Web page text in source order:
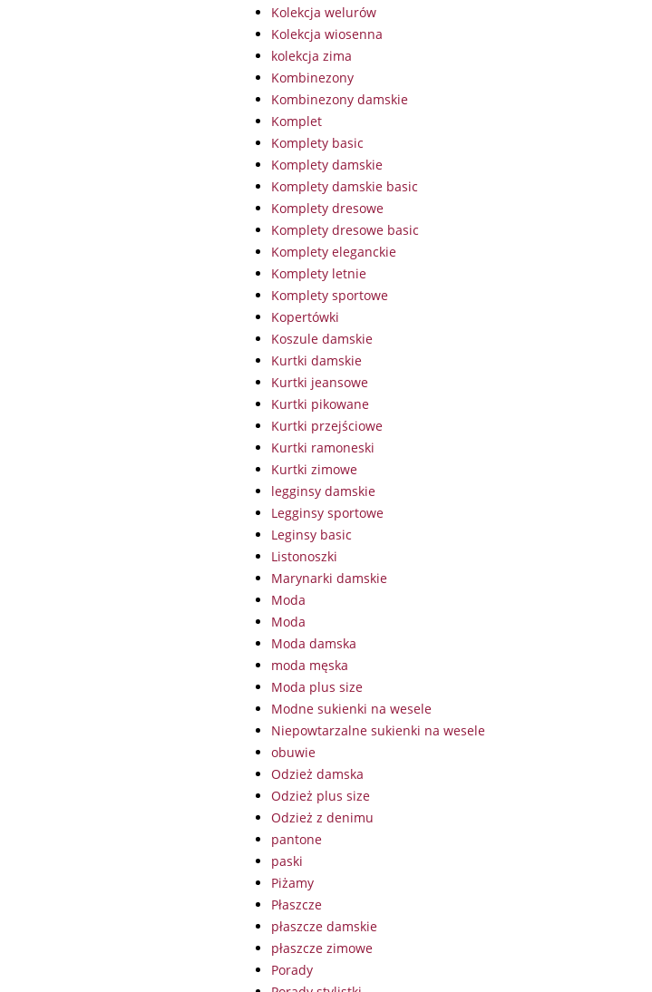
Kolekcja welurów
Kolekcja wiosenna
kolekcja zima
Kombinezony
Kombinezony damskie
Komplet
Komplety basic
Komplety damskie
Komplety damskie basic
Komplety dresowe
Komplety dresowe basic
Komplety eleganckie
Komplety letnie
Komplety sportowe
Kopertówki
Koszule damskie
Kurtki damskie
Kurtki jeansowe
Kurtki pikowane
Kurtki przejściowe
Kurtki ramoneski
Kurtki zimowe
legginsy damskie
Legginsy sportowe
Leginsy basic
Listonoszki
Marynarki damskie
Moda
Moda
Moda damska
moda męska
Moda plus size
Modne sukienki na wesele
Niepowtarzalne sukienki na wesele
obuwie
Odzież damska
Odzież plus size
Odzież z denimu
pantone
paski
Piżamy
Płaszcze
płaszcze damskie
płaszcze zimowe
Porady